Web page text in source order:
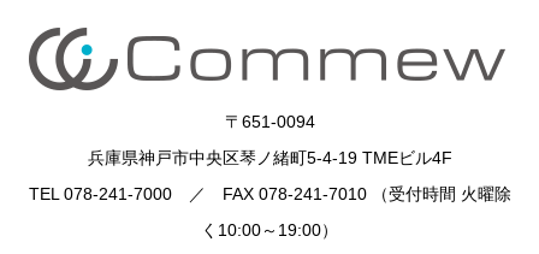
〒651-0094
兵庫県神戸市中央区琴ノ緒町5-4-19 TMEビル4F
TEL 078-241-7000 ／ FAX 078-241-7010 （受付時間 火曜除
く10:00～19:00）